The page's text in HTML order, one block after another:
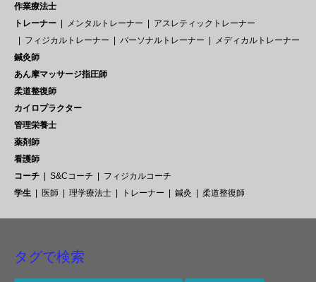
作業療法士
トレーナー
メンタルトレーナー
アスレティックトレーナー
フィジカルトレーナー
パーソナルトレーナー
メディカルトレーナー
鍼灸師
あん摩マッサージ指圧師
柔道整復師
カイロプラクター
管理栄養士
薬剤師
看護師
コーチ
S&Cコーチ
フィジカルコーチ
学生
医師 理学療法士 トレーナー 鍼灸 柔道整復師
タグで検索